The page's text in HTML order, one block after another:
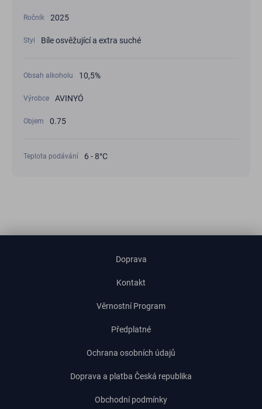
Ročník 2025
Styl Bíle osvěžující a extra suché
Obsah alkoholu 10,5%
Výrobce AVINYÓ
Objem 0.75
Teplota podávání 6 - 8°С
Doprava
Kontakt
Věrnostní Program
Předplatné
Ochrana osobních údajů
Doprava a platba Česká republika
Obchodní podmínky